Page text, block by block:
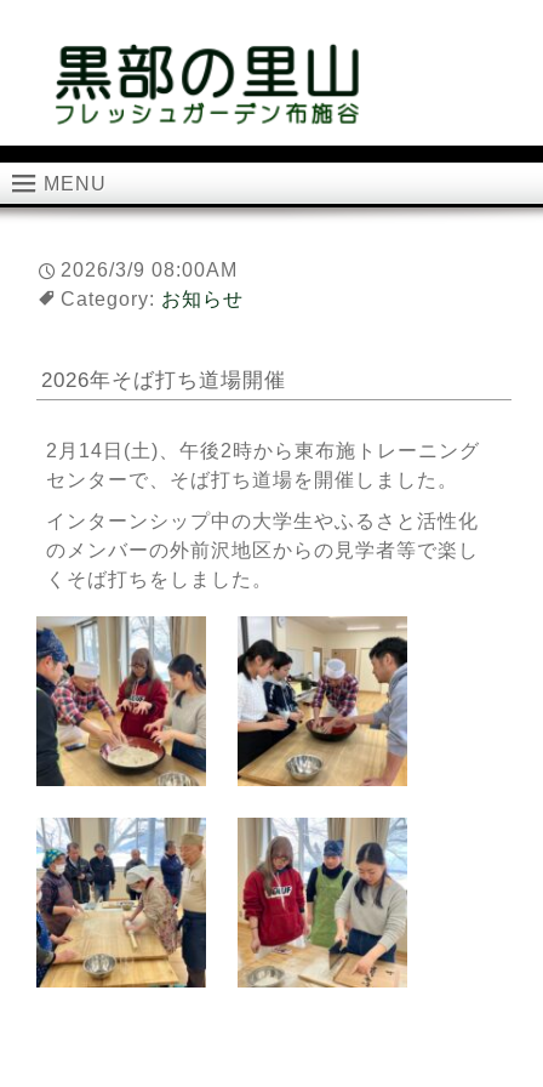
MENU
2026/3/9 08:00AM
Category: お知らせ
2026年そば打ち道場開催
2月14日(土)、午後2時から東布施トレーニング
センターで、そば打ち道場を開催しました。
インターンシップ中の大学生やふるさと活性化
のメンバーの外前沢地区からの見学者等で楽し
くそば打ちをしました。